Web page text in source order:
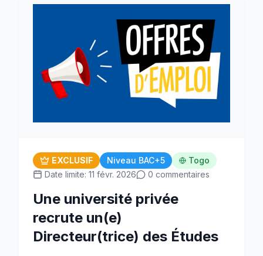
EXCLUSIF Niveau BAC+5
Togo
Date limite: 11 févr. 2026
0 commentaires
Une université privée
recrute un(e)
Directeur(trice) des Études